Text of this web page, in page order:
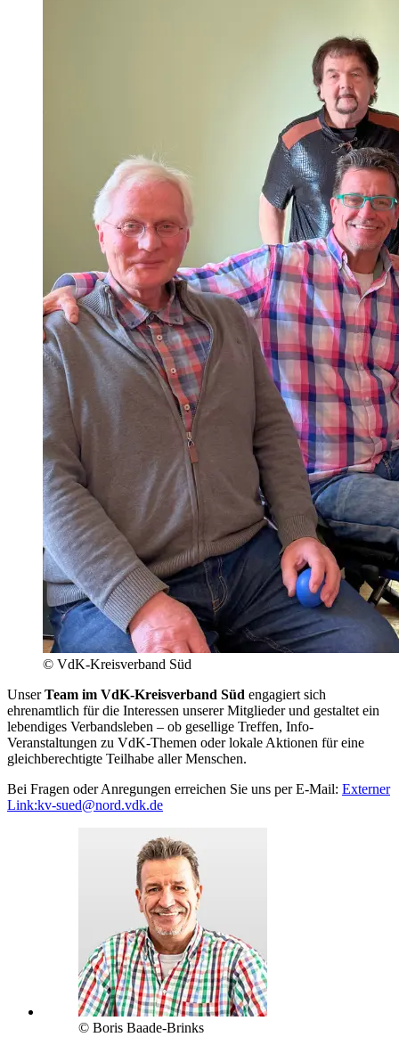
© VdK-Kreisverband Süd
UnserTeam im VdK-Kreisverband Süd engagiert sich
ehrenamtlich für die Interessen unserer Mitglieder und gestaltet ein
lebendiges Verbandsleben – ob gesellige Treffen, Info-
Veranstaltungen zu VdK-Themen oder lokale Aktionen für eine
gleichberechtigte Teilhabe aller Menschen.
Bei Fragen oder Anregungen erreichen Sie uns per E-Mail: Externer
Link:kv-sued@nord.vdk.de
© Boris Baade-Brinks